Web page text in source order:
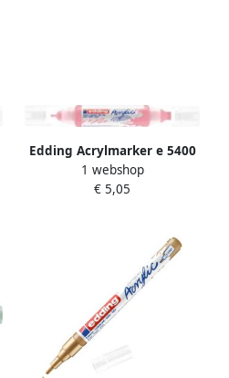
Edding Acrylmarker e 5400
3D double liner stijlvol
mauve
1 webshop
€ 5,05